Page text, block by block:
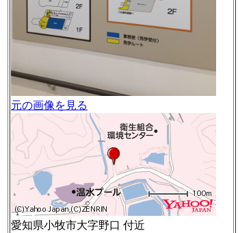
元の画像を見る
愛知県小牧市大字野口 付近